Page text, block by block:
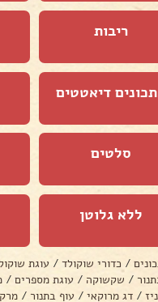
ריבות
דיאטטים
סלטים
ללא גלוטן
/ כדורי שוקולד / עוגת
/ שקשוקה / עוגת מספרים /
/ דג מרוקאי / עוף בתנור /